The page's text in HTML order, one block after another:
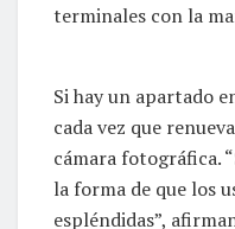
terminales con la
Si hay un apartado
cada vez que
cámara fotográfica.
la forma de que los
espléndidas”,